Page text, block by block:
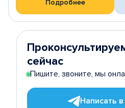
Подробнее
сейчас
Пишите, звоните, мы
Написать